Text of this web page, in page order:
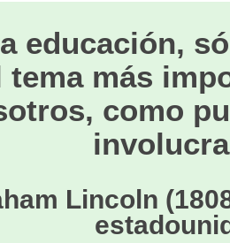
educación,
tema más
como
Lincoln